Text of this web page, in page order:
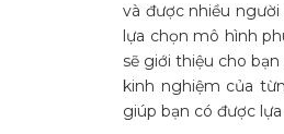
và được nhiều
lựa chọn mô hình
sẽ giới thiệu cho
kinh nghiệm của
giúp bạn có được